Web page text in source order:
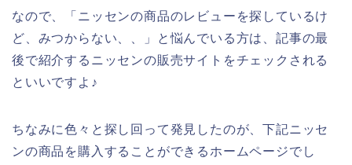
なので、「ニッセンの商品のレビューを探しているけ
ど、みつからない、、」と悩んでいる方は、記事の最
後で紹介するニッセンの販売サイトをチェックされる
といいですよ♪
ちなみに色々と探し回って発見したのが、下記ニッセ
ンの商品を購入することができるホームページでし